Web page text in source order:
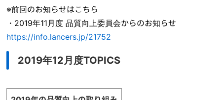
※前回のお知らせはこちら
・2019年11月度 品質向上委員会からのお知らせ
https://info.lancers.jp/21752
2019年12月度TOPICS